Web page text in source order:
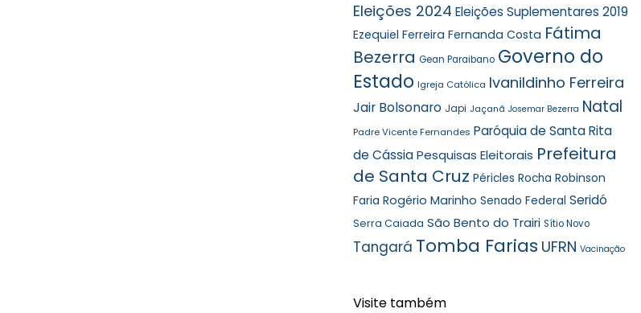
Eleições 2024 Eleições Suplementares 2019
Ezequiel Ferreira Fernanda Costa Fátima
Bezerra Gean Paraibano Governo do
Estado Igreja Católica Ivanildinho Ferreira
Jair Bolsonaro Japi Jaçanã Josemar Bezerra Natal
Padre Vicente Fernandes Paróquia de Santa Rita
de Cássia Pesquisas Eleitorais Prefeitura
de Santa Cruz Péricles Rocha Robinson
Faria Rogério Marinho Senado Federal Seridó
Serra Caiada São Bento do Trairi Sítio Novo
Tangará Tomba Farias UFRN Vacinação
Visite também